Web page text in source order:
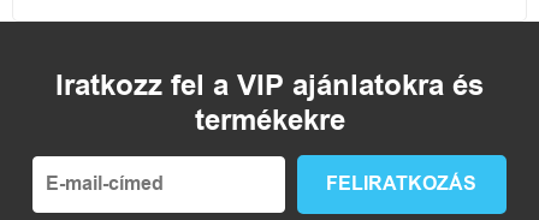
Iratkozz fel a VIP ajánlatokra és
termékekre